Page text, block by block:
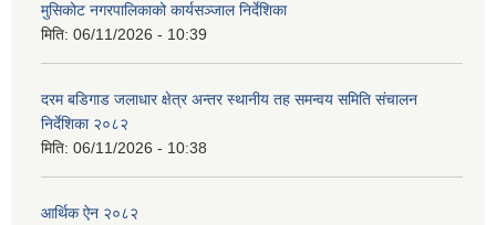
मुसिकोट नगरपालिकाको कार्यसञ्जाल निर्देशिका
मिति: 06/11/2026 - 10:39
दरम बडिगाड जलाधार क्षेत्र अन्तर स्थानीय तह समन्वय समिति संचालन
निर्देशिका २०८२
मिति: 06/11/2026 - 10:38
आर्थिक ऐन २०८२